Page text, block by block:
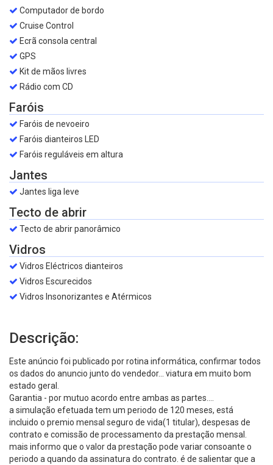
Computador de bordo
Cruise Control
Ecrã consola central
GPS
Kit de mãos livres
Rádio com CD
Faróis
Faróis de nevoeiro
Faróis dianteiros LED
Faróis reguláveis em altura
Jantes
Jantes liga leve
Tecto de abrir
Tecto de abrir panorâmico
Vidros
Vidros Eléctricos dianteiros
Vidros Escurecidos
Vidros Insonorizantes e Atérmicos
Descrição:
Este anúncio foi publicado por rotina informática, confirmar todos
os dados do anuncio junto do vendedor... viatura em muito bom
estado geral.
Garantia - por mutuo acordo entre ambas as partes....
a simulação efetuada tem um periodo de 120 meses, está
incluido o premio mensal seguro de vida(1 titular), despesas de
contrato e comissão de processamento da prestação mensal.
mais informo que o valor da prestação pode variar consoante o
periodo a quando da assinatura do contrato. é de salientar que a